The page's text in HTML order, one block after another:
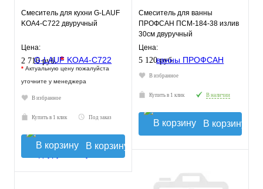
Смеситель для кухни G-LAUF
KOA4-C722 двуручный
Цена:
2 710 руб.*
* Актуальную цену пожалуйста
уточните у менеджера
В избранное
Купить в 1 клик Под заказ
В корзину
Смеситель для ванны
ПРОФСАН ПСМ-184-38 излив
30см двуручный
Цена:
5 120 руб.
В избранное
Купить в 1 клик В наличии
В корзину